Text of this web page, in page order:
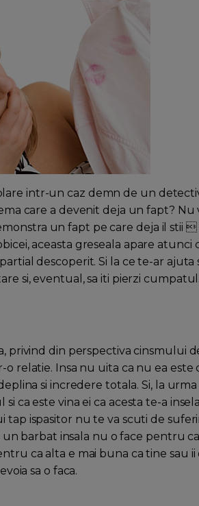
intr-un caz demn de un
care a devenit deja un fapt? Nu
un fapt pe care deja il stii 
aceasta greseala apare
descoperit. Si la ce te-ar ajuta
si, eventual, sa iti pierzi
privind din perspectiva cinsmului
relatie. Insa nu uita ca nu ea este
si incredere totala. Si, la
ca este vina ei ca acesta te-a
tap ispasitor nu te va scuti de
barbat insala nu o face pentru
ca alta e mai buna ca tine sau
sa o faca.